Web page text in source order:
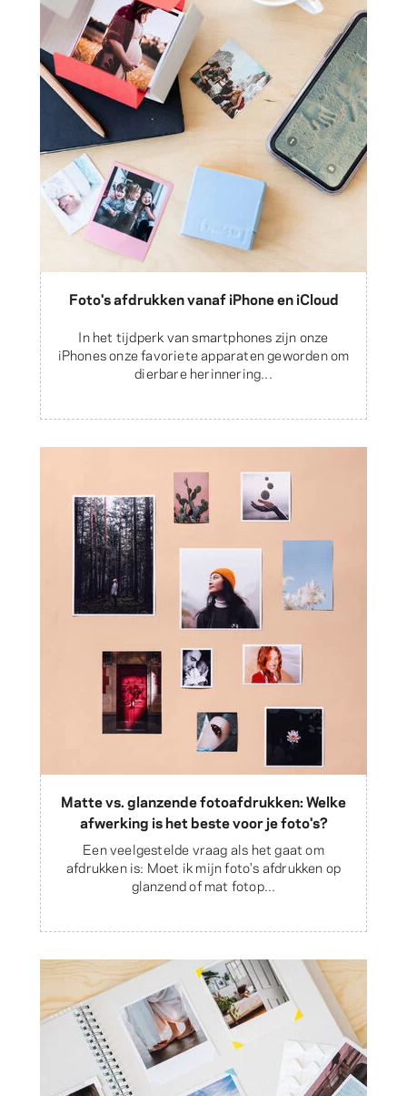
Foto's afdrukken vanaf iPhone en iCloud
In het tijdperk van smartphones zijn onze
iPhones onze favoriete apparaten geworden om
dierbare herinnering...
Matte vs. glanzende fotoafdrukken: Welke
afwerking is het beste voor je foto's?
Een veelgestelde vraag als het gaat om
afdrukken is: Moet ik mijn foto's afdrukken op
glanzend of mat fotop...